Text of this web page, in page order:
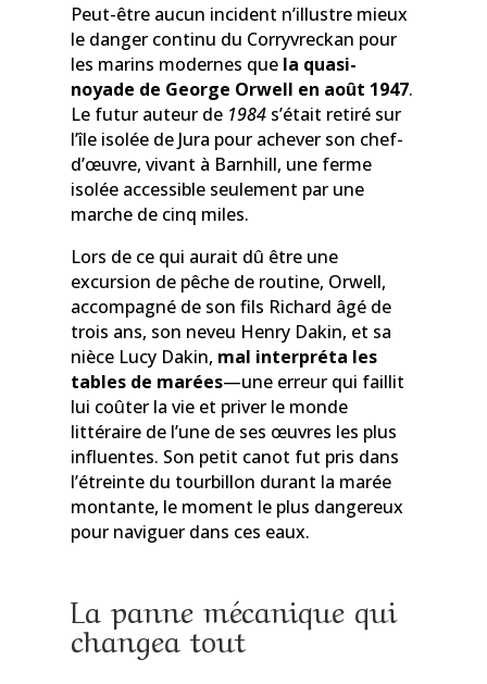
Peut-être aucun incident n’illustre mieux
le danger continu du Corryvreckan pour
les marins modernes que la quasi-
noyade de George Orwell en août 1947.
Le futur auteur de 1984s’était retiré sur
l’île isolée de Jura pour achever son chef-
d’œuvre, vivant à Barnhill, une ferme
isolée accessible seulement par une
marche de cinq miles.
Lors de ce qui aurait dû être une
excursion de pêche de routine, Orwell,
accompagné de son fils Richard âgé de
trois ans, son neveu Henry Dakin, et sa
nièce Lucy Dakin, mal interpréta les
tables de marées—une erreur qui faillit
lui coûter la vie et priver le monde
littéraire de l’une de ses œuvres les plus
influentes. Son petit canot fut pris dans
l’étreinte du tourbillon durant la marée
montante, le moment le plus dangereux
pour naviguer dans ces eaux.
La panne mécanique qui
changea tout